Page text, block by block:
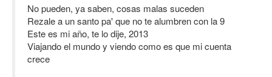
No pueden, ya saben, cosas malas suceden
Rezale a un santo pa' que no te alumbren con la 9
Este es mi año, te lo dije, 2013
Viajando el mundo y viendo como es que mi cuenta
crece